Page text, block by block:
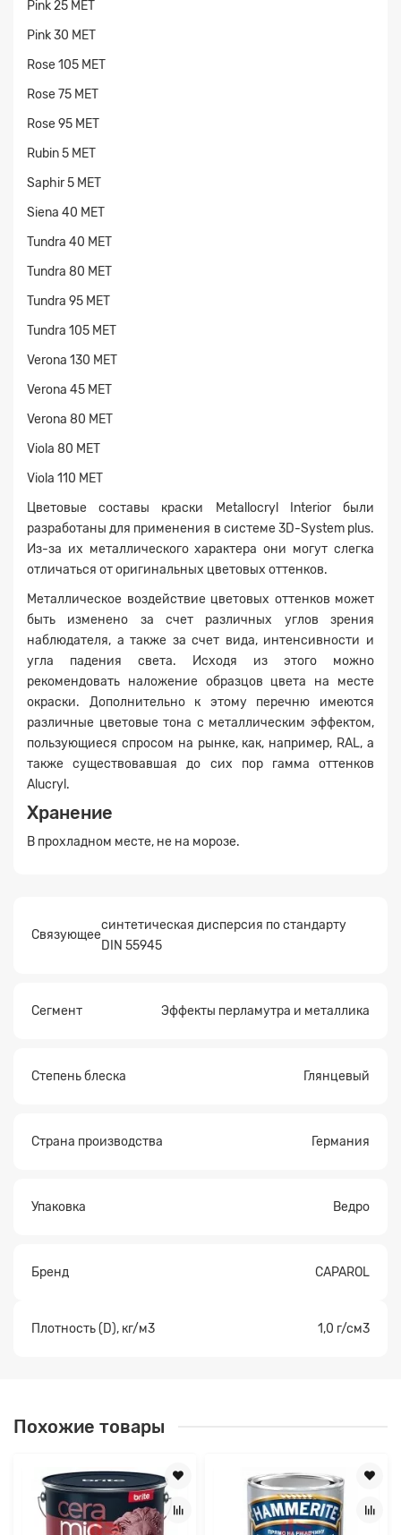
Pink 25 MET
Pink 30 MET
Rose 105 MET
Rose 75 MET
Rose 95 MET
Rubin 5 MET
Saphir 5 MET
Siena 40 MET
Tundra 40 MET
Tundra 80 MET
Tundra 95 MET
Tundra 105 MET
Verona 130 MET
Verona 45 MET
Verona 80 MET
Viola 80 MET
Viola 110 MET
Цветовые составы краски Metallocryl Interior были
разработаны для применения в системе 3D-System plus.
Из-за их металлического характера они могут слегка
отличаться от оригинальных цветовых оттенков.
Металлическое воздействие цветовых оттенков может
быть изменено за счет различных углов зрения
наблюдателя, а также за счет вида, интенсивности и
угла падения света. Исходя из этого можно
рекомендовать наложение образцов цвета на месте
окраски. Дополнительно к этому перечню имеются
различные цветовые тона с металлическим эффектом,
пользующиеся спросом на рынке, как, например, RAL, а
также существовавшая до сих пор гамма оттенков
Alucryl.
Хранение
В прохладном месте, не на морозе.
Связующее
синтетическая дисперсия по стандарту
DIN 55945
Сегмент Эффекты перламутра и металлика
Степень блеска Глянцевый
Страна производства Германия
Упаковка Ведро
Бренд CAPAROL
Плотность (D), кг/м3 1,0 г/см3
Похожие товары